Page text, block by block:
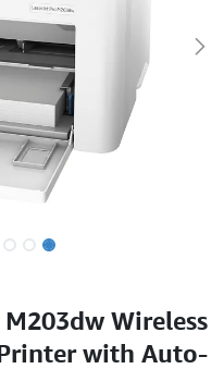
Wireless
with Auto-